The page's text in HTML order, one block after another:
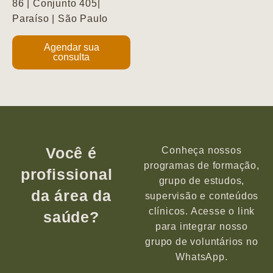
86 | Conjunto 405|
Paraíso | São Paulo
Agendar sua
consulta
Você é
profissional
da área da
saúde?
Conheça nossos
programas de formação,
grupo de estudos,
supervisão e conteúdos
clínicos. Acesse o link
para integrar nosso
grupo de voluntários no
WhatsApp.